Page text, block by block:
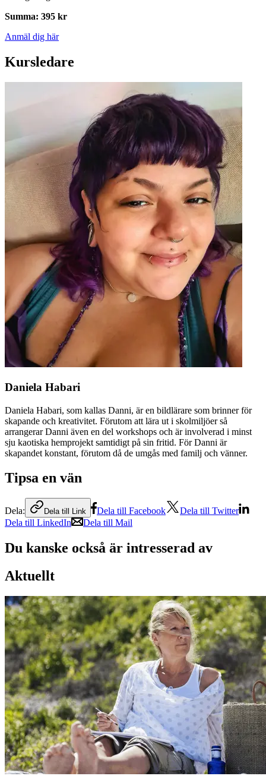
Summa: 395 kr
Anmäl dig här
Kursledare
Daniela Habari
Daniela Habari, som kallas Danni, är en bildlärare som brinner för
skapande och kreativitet. Förutom att lära ut i skolmiljöer så
arrangerar Danni även en del workshops och är involverad i minst
sju kaotiska hemprojekt samtidigt på sin fritid. För Danni är
skapandet konstant, förutom då de umgås med familj och vänner.
Tipsa en vän
Dela: Dela till Link Dela till Facebook
Dela till Twitter
Dela till LinkedIn
Dela till Mail
Du kanske också är intresserad av
Aktuellt